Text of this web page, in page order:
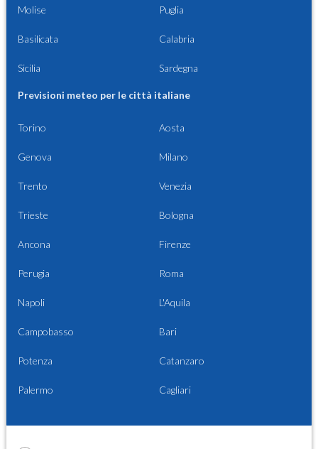
Molise Puglia
Basilicata Calabria
Sicilia Sardegna
Previsioni meteo per le città italiane
Torino Aosta
Genova Milano
Trento Venezia
Trieste Bologna
Ancona Firenze
Perugia Roma
Napoli L'Aquila
Campobasso Bari
Potenza Catanzaro
Palermo Cagliari